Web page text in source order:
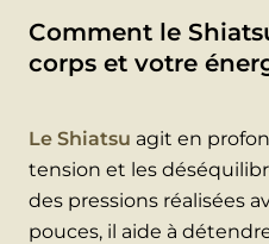
Comment le
corps et votre
Le Shiatsu agit en
tension et les
des pressions réalisées
pouces, il aide à